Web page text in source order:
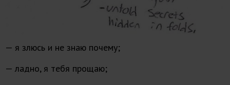
— я злюсь и не знаю почему;
— ладно, я тебя прощаю;